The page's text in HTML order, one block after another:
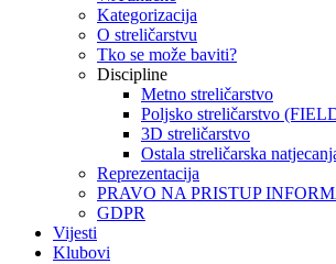
Kategorizacija
O streličarstvu
Tko se može baviti?
Discipline
Metno streličarstvo
Poljsko streličarstvo
3D streličarstvo
Ostala streličarska
Reprezentacija
PRAVO NA PRISTUP
GDPR
Vijesti
Klubovi